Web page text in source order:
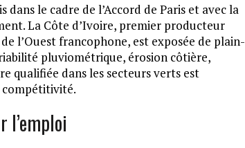
le cadre de l’Accord de Paris et avec la
La Côte d’Ivoire, premier producteur
l’Ouest francophone, est exposée de plain-
pluviométrique, érosion côtière,
qualifiée dans les secteurs verts est
compétitivité.
l’emploi